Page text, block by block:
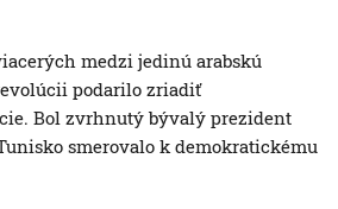
medzi jedinú arabskú
podarilo zriadiť
Bol zvrhnutý bývalý prezident
smerovalo k demokratickému